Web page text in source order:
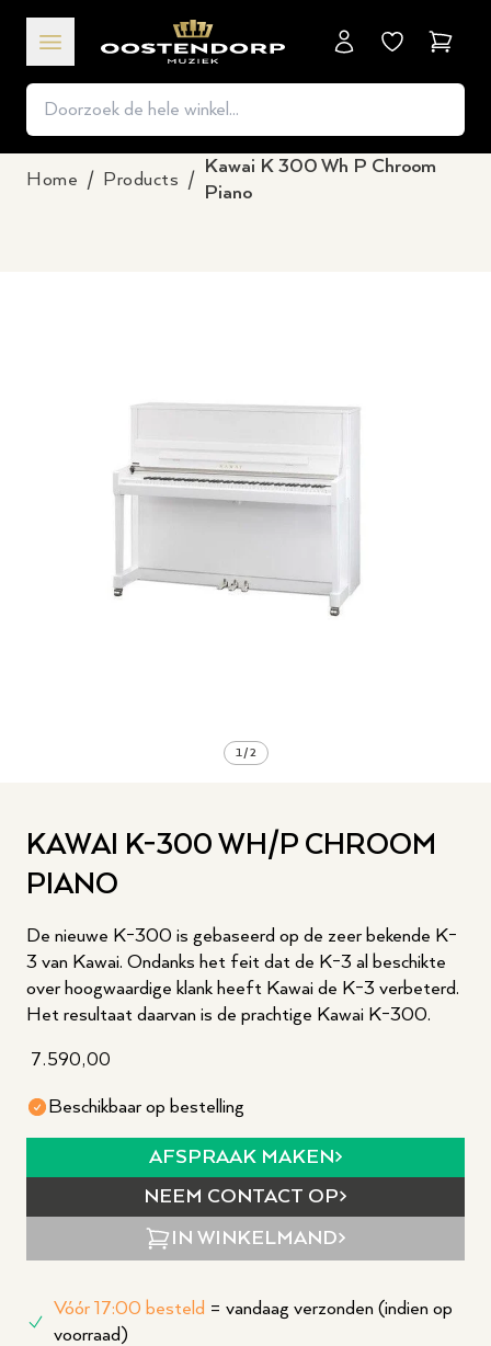
Home / Products /
Kawai K 300 Wh P Chroom
Piano
1/2
KAWAI K-300 WH/P CHROOM
PIANO
De nieuwe K-300 is gebaseerd op de zeer bekende K-
3 van Kawai. Ondanks het feit dat de K-3 al beschikte
over hoogwaardige klank heeft Kawai de K-3 verbeterd.
Het resultaat daarvan is de prachtige Kawai K-300.
7.590,00
Beschikbaar op bestelling
AFSPRAAK MAKEN
NEEM CONTACT OP
IN WINKELMAND
Vóór 17:00 besteld = vandaag verzonden (indien op
voorraad)